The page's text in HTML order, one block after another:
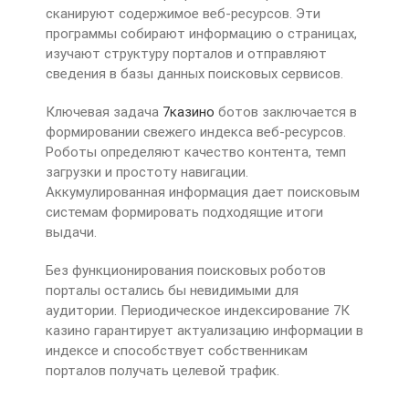
сканируют содержимое веб-ресурсов. Эти
программы собирают информацию о страницах,
изучают структуру порталов и отправляют
сведения в базы данных поисковых сервисов.
Ключевая задача 7казино ботов заключается в
формировании свежего индекса веб-ресурсов.
Роботы определяют качество контента, темп
загрузки и простоту навигации.
Аккумулированная информация дает поисковым
системам формировать подходящие итоги
выдачи.
Без функционирования поисковых роботов
порталы остались бы невидимыми для
аудитории. Периодическое индексирование 7К
казино гарантирует актуализацию информации в
индексе и способствует собственникам
порталов получать целевой трафик.